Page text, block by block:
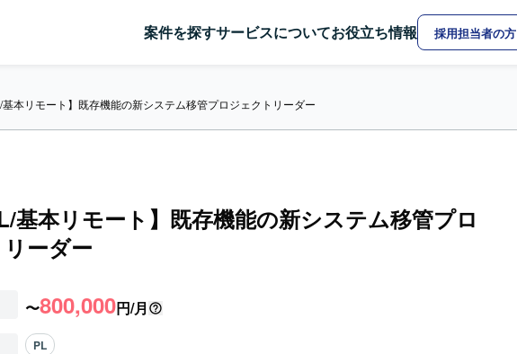
案件を探すサービスについてお役立ち情報 採用担当者の方
基本リモート】既存機能の新システム移管プロジェクトリーダー
基本リモート】既存機能の新システム移管プロ
ーダー
〜800,000円/月
PL